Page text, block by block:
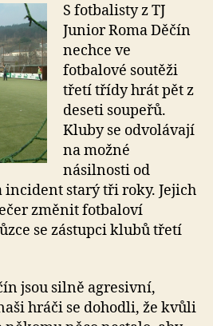
S fotbalisty z TJ
Junior Roma Děčín
nechce ve
fotbalové soutěži
třetí třídy hrát pět z
deseti soupeřů.
Kluby se odvolávají
na možné
násilnosti od
incident starý tři roky. Jejich
změnit fotbaloví
se zástupci klubů třetí
jsou silně agresivní,
hráči se dohodli, že kvůli